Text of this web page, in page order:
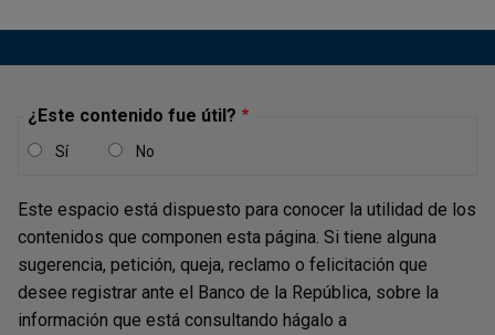
¿Este contenido fue útil?
Sí No
Este espacio está dispuesto para conocer la utilidad de los
contenidos que componen esta página. Si tiene alguna
sugerencia, petición, queja, reclamo o felicitación que
desee registrar ante el Banco de la República, sobre la
información que está consultando hágalo a